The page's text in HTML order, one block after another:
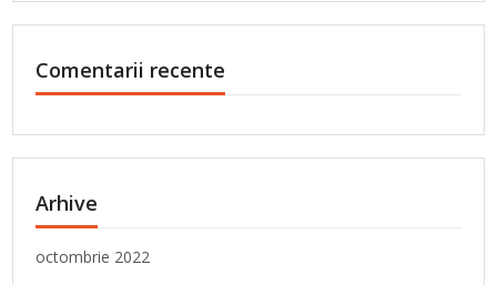
Comentarii recente
Arhive
octombrie 2022